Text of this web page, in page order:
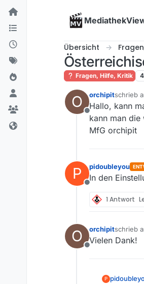
Skip to content
Übersicht
Fragen, Hilfe, Kritik 4
O
Offline
orchipitschrieb
zuletzt
Hallo, kann
kann man
MfG orchipit
P
Offline
pidoubleyou
In den
1 Antwort
O
Offline
orchipitschrieb
zuletzt
Vielen Dank!
P